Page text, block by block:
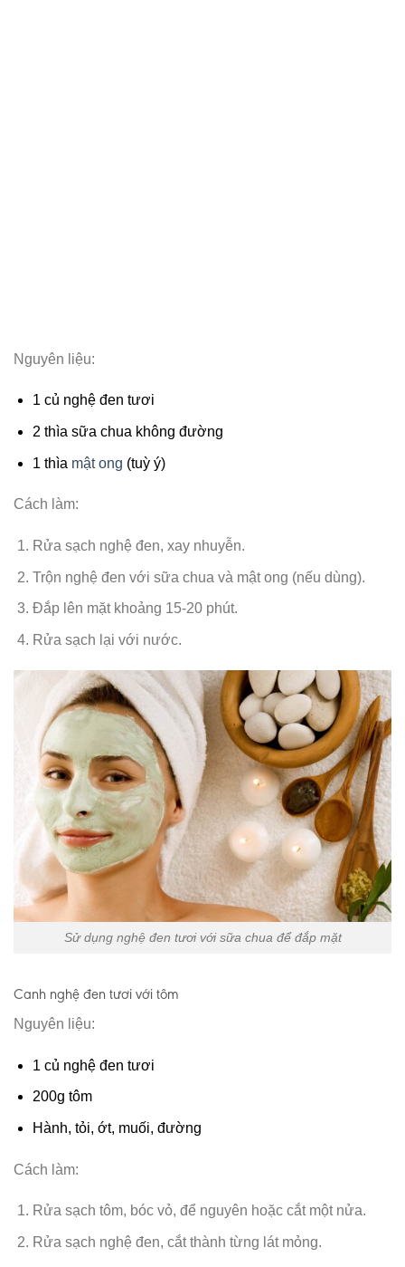
Nguyên liệu:
1 củ nghệ đen tươi
2 thìa sữa chua không đường
1 thìa mật ong (tuỳ ý)
Cách làm:
Rửa sạch nghệ đen, xay nhuyễn.
Trộn nghệ đen với sữa chua và mật ong (nếu dùng).
Đắp lên mặt khoảng 15-20 phút.
Rửa sạch lại với nước.
Sử dụng nghệ đen tươi với sữa chua để đắp mặt
Canh nghệ đen tươi với tôm
Nguyên liệu:
1 củ nghệ đen tươi
200g tôm
Hành, tỏi, ớt, muối, đường
Cách làm:
Rửa sạch tôm, bóc vỏ, để nguyên hoặc cắt một nửa.
Rửa sạch nghệ đen, cắt thành từng lát mỏng.